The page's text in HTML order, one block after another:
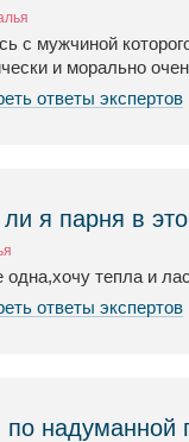
с мужчиной
и морально
ответы экспертов
я парня в
одна,хочу тепла и
ответы экспертов
по надуманной